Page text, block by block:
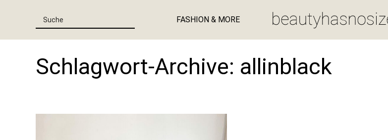
FASHION & MORE
Schlagwort-Archive: allinblack